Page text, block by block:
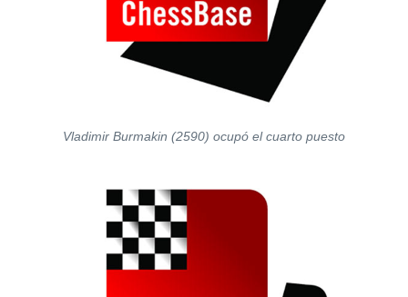
Vladimir Burmakin (2590) ocupó el cuarto puesto